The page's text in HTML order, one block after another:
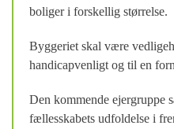
boliger i forskellig størrelse.
Byggeriet skal være
handicapvenligt og til en
Den kommende ejergruppe
fællesskabets udfoldelse i